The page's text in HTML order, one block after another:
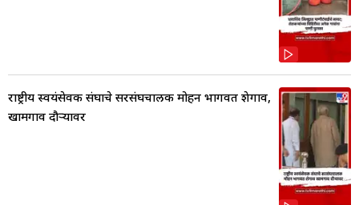
राष्ट्रीय स्वयंसेवक संघाचे सरसंघचालक मोहन भागवत शेगाव,
खामगाव दौऱ्यावर